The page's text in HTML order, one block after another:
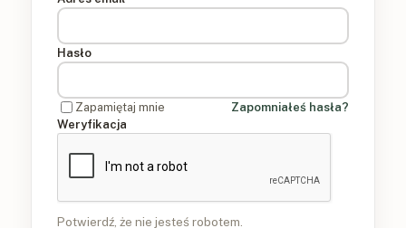
Hasło
Zapamiętaj mnie
Zapomniałeś hasła?
Weryfikacja
Potwierdź, że nie jesteś robotem.